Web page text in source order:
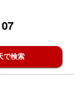
で検索